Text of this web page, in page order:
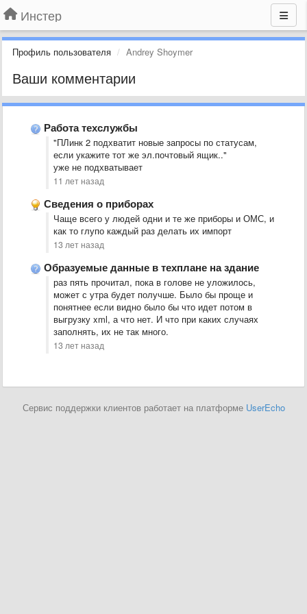
Инстер
Профиль пользователя Andrey Shoymer
Ваши комментарии
Работа техслужбы
"ПЛинк 2 подхватит новые запросы по статусам,
если укажите тот же эл.почтовый ящик.."
уже не подхватывает
11 лет назад
Сведения о приборах
Чаще всего у людей одни и те же приборы и ОМС, и
как то глупо каждый раз делать их импорт
13 лет назад
Образуемые данные в техплане на здание
раз пять прочитал, пока в голове не уложилось,
может с утра будет получше. Было бы проще и
понятнее если видно было бы что идет потом в
выгрузку xml, а что нет. И что при каких случаях
заполнять, их не так много.
13 лет назад
Сервис поддержки клиентов работает на платформе UserEcho